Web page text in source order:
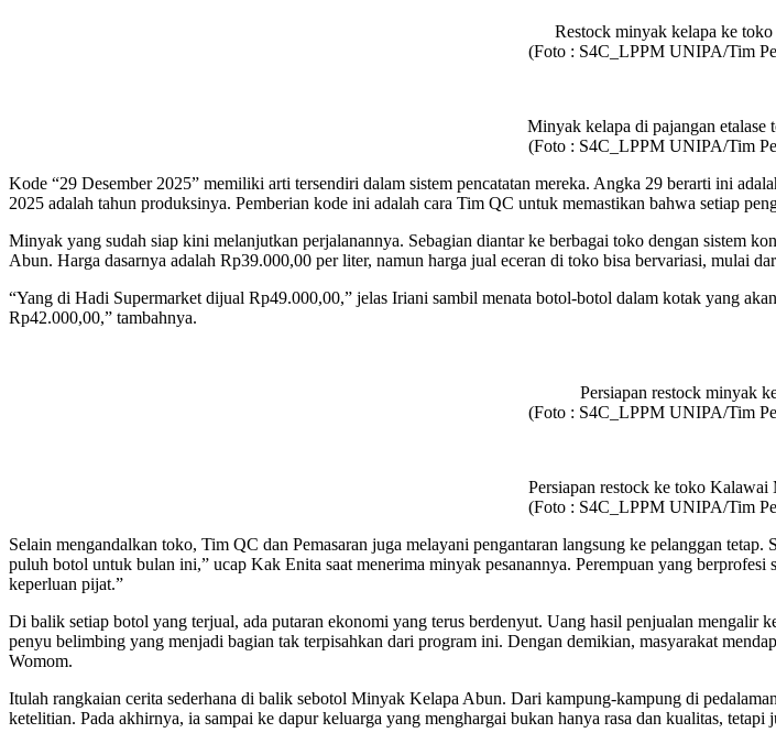
Restock minyak kelapa ke
(Foto : S4C_LPPM UNIPA/Tim
Minyak kelapa di pajangan etalase
(Foto : S4C_LPPM UNIPA/Tim
Kode “29 Desember 2025” memiliki arti tersendiri dalam sistem pencatatan mereka. Angka 29 berarti ini
2025 adalah tahun produksinya. Pemberian kode ini adalah cara Tim QC untuk memastikan bahwa setiap
Minyak yang sudah siap kini melanjutkan perjalanannya. Sebagian diantar ke berbagai toko dengan sistem
Abun. Harga dasarnya adalah Rp39.000,00 per liter, namun harga jual eceran di toko bisa bervariasi, mulai
“Yang di Hadi Supermarket dijual Rp49.000,00,” jelas Iriani sambil menata botol-botol dalam kotak yang
Rp42.000,00,” tambahnya.
Persiapan restock minyak
(Foto : S4C_LPPM UNIPA/Tim
Persiapan restock ke toko
(Foto : S4C_LPPM UNIPA/Tim
Selain mengandalkan toko, Tim QC dan Pemasaran juga melayani pengantaran langsung ke pelanggan
puluh botol untuk bulan ini,” ucap Kak Enita saat menerima minyak pesanannya. Perempuan yang
keperluan pijat.”
Di balik setiap botol yang terjual, ada putaran ekonomi yang terus berdenyut. Uang hasil penjualan
penyu belimbing yang menjadi bagian tak terpisahkan dari program ini. Dengan demikian, masyarakat
Womom.
Itulah rangkaian cerita sederhana di balik sebotol Minyak Kelapa Abun. Dari kampung-kampung di
ketelitian. Pada akhirnya, ia sampai ke dapur keluarga yang menghargai bukan hanya rasa dan kualitas, tetapi